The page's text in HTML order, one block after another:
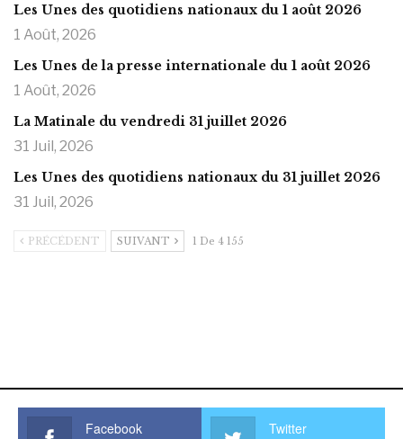
Les Unes des quotidiens nationaux du 1 août 2026
1 Août, 2026
Les Unes de la presse internationale du 1 août 2026
1 Août, 2026
La Matinale du vendredi 31 juillet 2026
31 Juil, 2026
Les Unes des quotidiens nationaux du 31 juillet 2026
31 Juil, 2026
PRÉCÉDENT SUIVANT 1 De 4 155
Facebook Twitter